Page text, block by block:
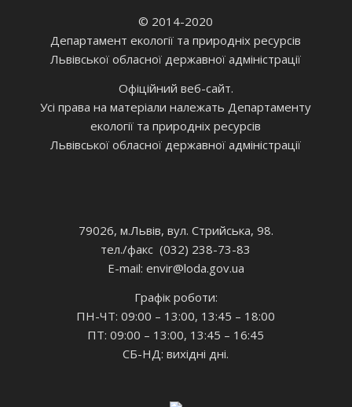
© 2014-2020
Департамент екології та природніх ресурсів
Львівської обласної державної адміністрації
Офіційний веб-сайт.
Усі права на матеріали належать Департаменту
екології та природніх ресурсів
Львівської обласної державної адміністрації
79026, м.Львів, вул. Стрийська, 98.
тел./факс (032) 238-73-83
E-mail: envir@loda.gov.ua
Графік роботи:
ПН-ЧТ: 09:00 – 13:00, 13:45 – 18:00
ПТ: 09:00 – 13:00, 13:45 – 16:45
СБ-НД: вихідні дні.